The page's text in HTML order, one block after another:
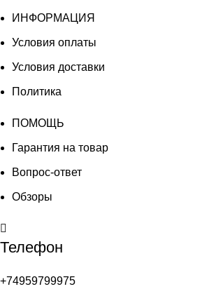
ИНФОРМАЦИЯ
Условия оплаты
Условия доставки
Политика
ПОМОЩЬ
Гарантия на товар
Вопрос-ответ
Обзоры
Телефон
+74959799975